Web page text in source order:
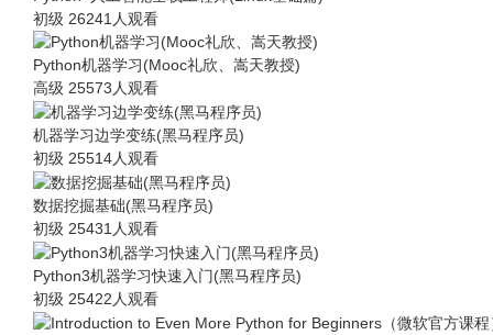
初级 26241人观看
Python机器学习(Mooc礼欣、嵩天教授)
高级 25573人观看
机器学习边学变练(黑马程序员)
初级 25514人观看
数据挖掘基础(黑马程序员)
初级 25431人观看
Python3机器学习快速入门(黑马程序员)
初级 25422人观看